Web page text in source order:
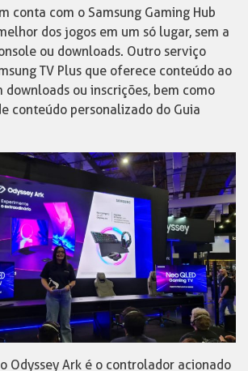
conta com o Samsung Gaming Hub
dos jogos em um só lugar, sem a
ou downloads. Outro serviço
TV Plus que oferece conteúdo ao
ou inscrições, bem como
conteúdo personalizado do Guia
Odyssey Ark é o controlador acionado